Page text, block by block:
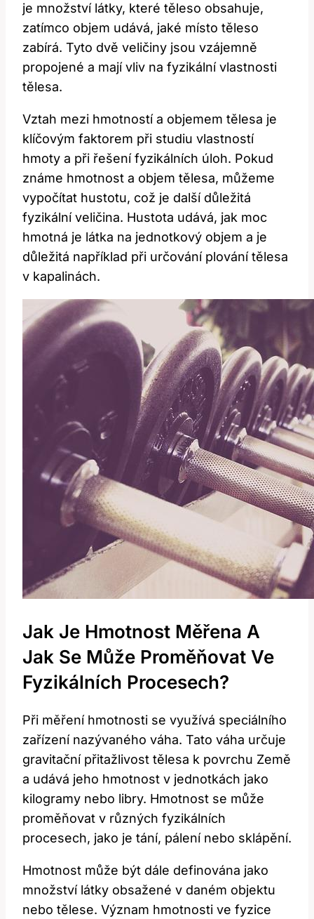
je množství látky, které těleso obsahuje,
zatímco objem udává, jaké místo těleso
zabírá. Tyto dvě veličiny jsou vzájemně
propojené a mají vliv na fyzikální vlastnosti
tělesa.
Vztah mezi hmotností a objemem tělesa je
klíčovým faktorem při studiu vlastností
hmoty a při řešení fyzikálních úloh. Pokud
známe hmotnost a objem tělesa, můžeme
vypočítat hustotu, což je další důležitá
fyzikální veličina. Hustota udává, jak moc
hmotná je látka na jednotkový objem a je
důležitá například při určování plování tělesa
v kapalinách.
Jak Je Hmotnost Měřena A
Jak Se Může Proměňovat Ve
Fyzikálních Procesech?
Při měření hmotnosti se využívá speciálního
zařízení nazývaného váha. Tato váha určuje
gravitační přitažlivost tělesa k povrchu Země
a udává jeho hmotnost v jednotkách jako
kilogramy nebo libry. Hmotnost se může
proměňovat v různých fyzikálních
procesech, jako je tání, pálení nebo sklápění.
Hmotnost může být dále definována jako
množství látky obsažené v daném objektu
nebo tělese. Význam hmotnosti ve fyzice